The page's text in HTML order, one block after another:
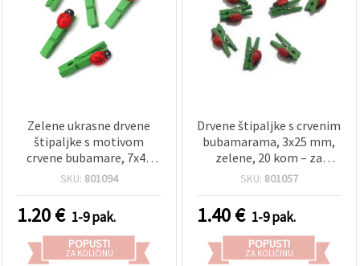
Zelene ukrasne drvene
štipaljke s motivom
crvene bubamare, 7x46
mm – 10 kom.
SKU: 801094
1.20€ 1-9 pak.
POPUSTI
ZA KOLIČINU
Drvene štipaljke s crvenim
bubamarama, 3x25 mm,
zelene, 20 kom – za
kreativni hobi i
SKU: 801057
1.40€ 1-9 pak.
POPUSTI
ZA KOLIČINU